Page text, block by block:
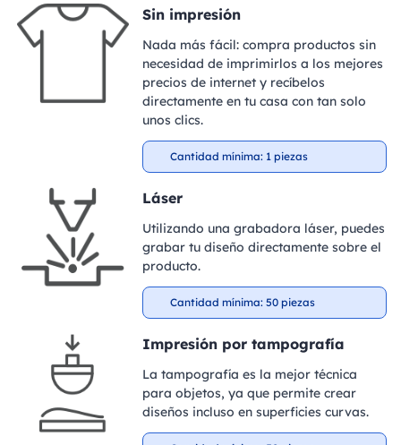
Sin impresión
Nada más fácil: compra productos sin
necesidad de imprimirlos a los mejores
precios de internet y recíbelos
directamente en tu casa con tan solo
unos clics.
Cantidad mínima: 1 piezas
Láser
Utilizando una grabadora láser, puedes
grabar tu diseño directamente sobre el
producto.
Cantidad mínima: 50 piezas
Impresión por tampografía
La tampografía es la mejor técnica
para objetos, ya que permite crear
diseños incluso en superficies curvas.